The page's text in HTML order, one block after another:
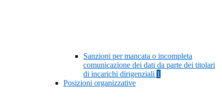
Sanzioni per mancata o incompleta
comunicazione dei dati da parte dei titolari
di incarichi dirigenziali 1
Posizioni organizzative